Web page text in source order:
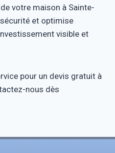
votre maison à Sainte-
et optimise
visible et
pour un devis gratuit à
nous dès